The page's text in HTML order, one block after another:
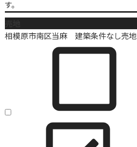
す。
相模原市南区当麻 建築条件なし売地